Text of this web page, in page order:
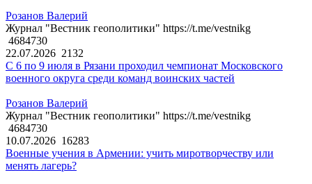
Розанов Валерий
Журнал "Вестник геополитики" https://t.me/vestnikg
4684730
22.07.2026 2132
С 6 по 9 июля в Рязани проходил чемпионат Московского
военного округа среди команд воинских частей
Розанов Валерий
Журнал "Вестник геополитики" https://t.me/vestnikg
4684730
10.07.2026 16283
Военные учения в Армении: учить миротворчеству или
менять лагерь?